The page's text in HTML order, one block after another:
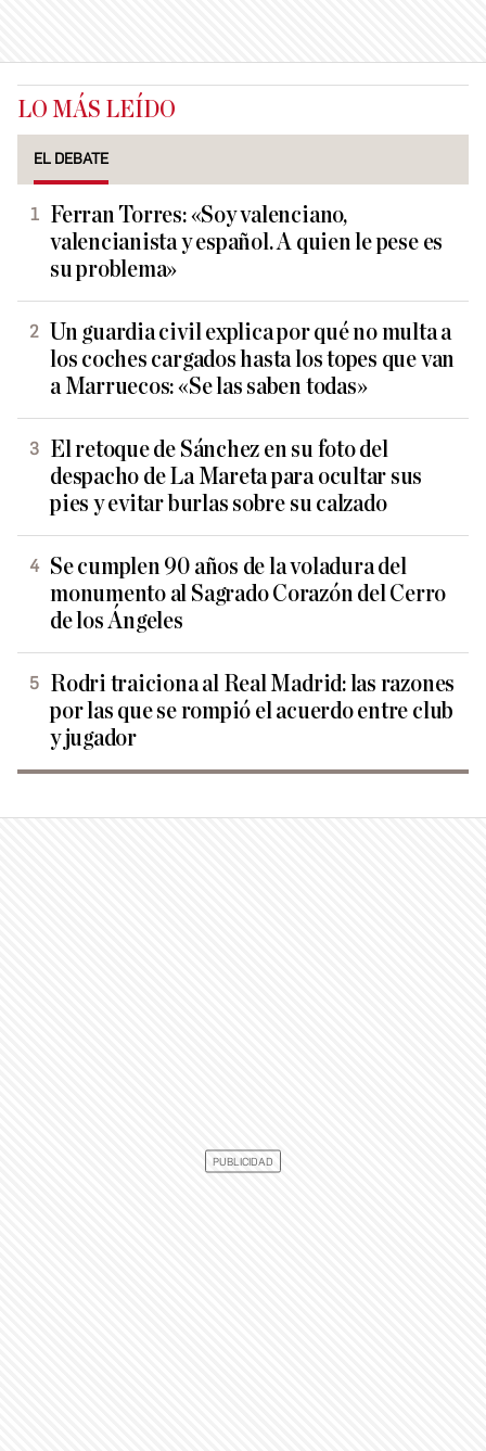
LO MÁS LEÍDO
EL DEBATE
Ferran Torres: «Soy valenciano,
valencianista y español. A quien le pese es
su problema»
Un guardia civil explica por qué no multa a
los coches cargados hasta los topes que van
a Marruecos: «Se las saben todas»
El retoque de Sánchez en su foto del
despacho de La Mareta para ocultar sus
pies y evitar burlas sobre su calzado
Se cumplen 90 años de la voladura del
monumento al Sagrado Corazón del Cerro
de los Ángeles
Rodri traiciona al Real Madrid: las razones
por las que se rompió el acuerdo entre club
y jugador